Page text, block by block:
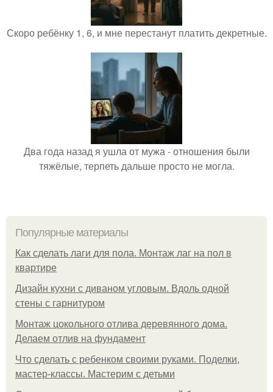
Скоро ребёнку 1, 6, и мне перестанут платить декретные.
Два года назад я ушла от мужа - отношения были
тяжёлые, терпеть дальше просто не могла.
Популярные материалы
Как сделать лаги для пола. Монтаж лаг на пол в
квартире
Дизайн кухни с диваном угловым. Вдоль одной
стены с гарнитуром
Монтаж цокольного отлива деревянного дома.
Делаем отлив на фундамент
Что сделать с ребенком своими руками. Поделки,
мастер-классы. Мастерим с детьми